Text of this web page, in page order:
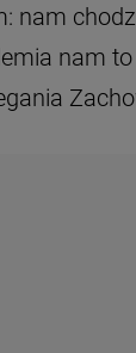
nam
nam